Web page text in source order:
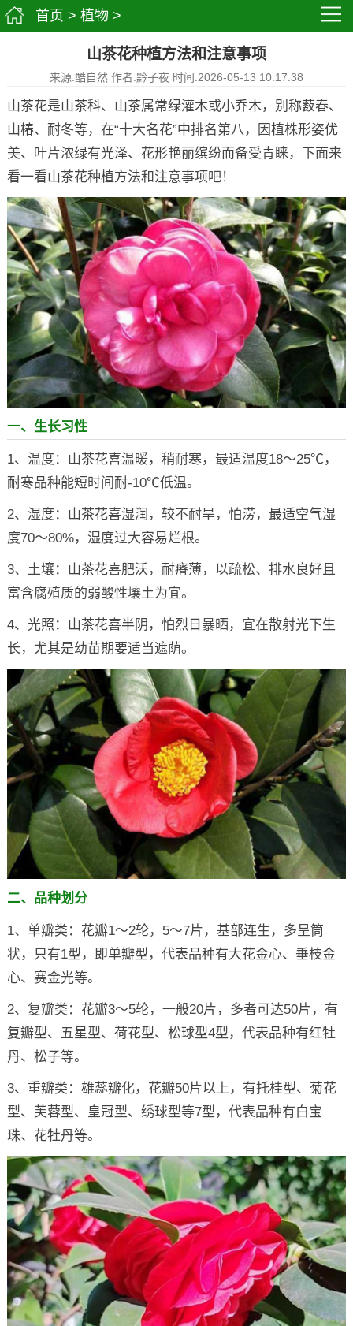
首页 > 植物 >
山茶花种植方法和注意事项
来源:酷自然 作者:黔子夜 时间:2026-05-13 10:17:38
山茶花是山茶科、山茶属常绿灌木或小乔木，别称薮春、
山椿、耐冬等，在“十大名花”中排名第八，因植株形姿优
美、叶片浓绿有光泽、花形艳丽缤纷而备受青睐，下面来
看一看山茶花种植方法和注意事项吧！
一、生长习性
1、温度：山茶花喜温暖，稍耐寒，最适温度18～25℃，
耐寒品种能短时间耐-10℃低温。
2、湿度：山茶花喜湿润，较不耐旱，怕涝，最适空气湿
度70～80%，湿度过大容易烂根。
3、土壤：山茶花喜肥沃，耐瘠薄，以疏松、排水良好且
富含腐殖质的弱酸性壤土为宜。
4、光照：山茶花喜半阴，怕烈日暴晒，宜在散射光下生
长，尤其是幼苗期要适当遮荫。
二、品种划分
1、单瓣类：花瓣1～2轮，5～7片，基部连生，多呈筒
状，只有1型，即单瓣型，代表品种有大花金心、垂枝金
心、赛金光等。
2、复瓣类：花瓣3～5轮，一般20片，多者可达50片，有
复瓣型、五星型、荷花型、松球型4型，代表品种有红牡
丹、松子等。
3、重瓣类：雄蕊瓣化，花瓣50片以上，有托桂型、菊花
型、芙蓉型、皇冠型、绣球型等7型，代表品种有白宝
珠、花牡丹等。